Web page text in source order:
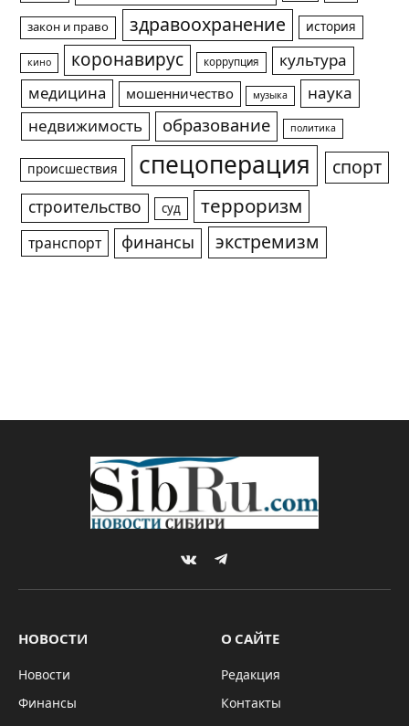
закон и право здравоохранение история
кино коронавирус коррупция
культура
медицина
мошенничество музыка
наука
недвижимость
образование политика
происшествия спецоперация спорт
строительство суд терроризм
транспорт финансы экстремизм
VKontakteTelegram
НОВОСТИ
Новости
Финансы
О САЙТЕ
Редакция
Контакты